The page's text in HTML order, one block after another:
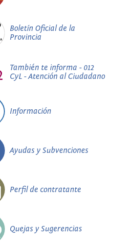
Boletín Oficial de la
Provincia
También te informa - 012
CyL - Atención al Ciudadano
Información
Ayudas y Subvenciones
Perfil de contratante
Quejas y Sugerencias